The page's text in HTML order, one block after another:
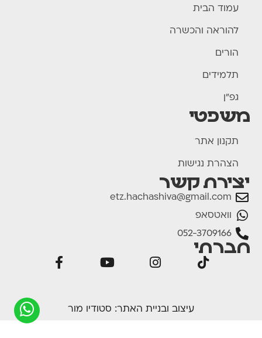
עמוד הבית
להוראה והכשרה
הורים
תלמידים
גפ"ן
משפטי
תקנון אתר
הצהרת נגישות
יצירת קשר
etz.hachashiva@gmail.com
וואטסאפ
052-3709166
חברתי
עיצוב ובניית האתר: סטודיו מור